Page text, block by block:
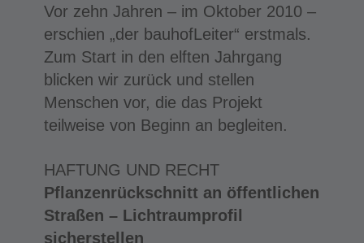
Vor zehn Jahren – im Oktober 2010 –
erschien „der bauhofLeiter“ erstmals.
Zum Start in den elften Jahrgang
blicken wir zurück und stellen
Menschen vor, die das Projekt
teilweise von Beginn an begleiten.
HAFTUNG UND RECHT
Pflanzenrückschnitt an öffentlichen
Straßen – Lichtraumprofil
sicherstellen